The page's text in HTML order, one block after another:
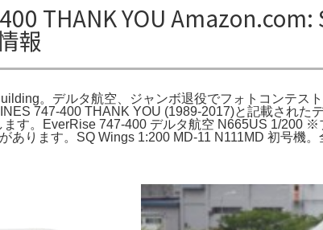
THANK YOU Amazon.com:
報
。デルタ航空、ジャンボ退役でフォトコンテス
747-400 THANK YOU (1989-2017)と記載された
す。EverRise 747-400 デルタ航空 N665US 1/200
ります。SQ Wings 1:200 MD-11 N111MD 初号機。